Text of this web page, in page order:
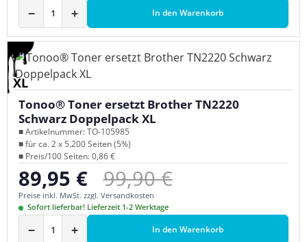
− + In den Warenkorb
XL
Tonoo® Toner ersetzt Brother TN2220
Schwarz Doppelpack XL
■ Artikelnummer: TO-105985
■ für ca. 2 x 5.200 Seiten (5%)
■ Preis/100 Seiten: 0,86 €
Verkaufspreis:
89,95 € Regulärer Preis:
99,90 €
Preise inkl. MwSt. zzgl. Versandkosten
Sofort lieferbar! Lieferzeit 1-2 Werktage
− + In den Warenkorb